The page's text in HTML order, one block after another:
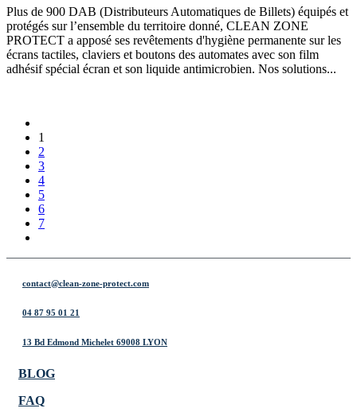
Plus de 900 DAB (Distributeurs Automatiques de Billets) équipés et
protégés sur l’ensemble du territoire donné, CLEAN ZONE
PROTECT a apposé ses revêtements d'hygiène permanente sur les
écrans tactiles, claviers et boutons des automates avec son film
adhésif spécial écran et son liquide antimicrobien. Nos solutions...
1
2
3
4
5
6
7
contact@clean-zone-protect.com
04 87 95 01 21
13 Bd Edmond Michelet 69008 LYON
BLOG
FAQ